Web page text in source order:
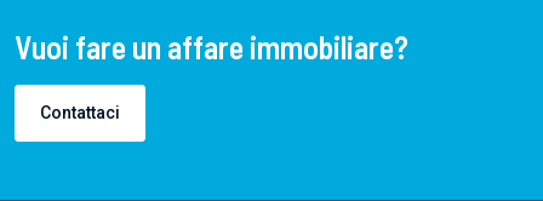
Vuoi fare un affare immobiliare?
Contattaci